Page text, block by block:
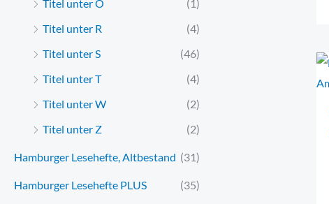
Titel unter O
(1)
Titel unter R
(4)
Titel unter S
(46)
Titel unter T
(4)
Titel unter W
(2)
Titel unter Z
(2)
Hamburger Lesehefte, Altbestand (31)
Hamburger Lesehefte PLUS (35)